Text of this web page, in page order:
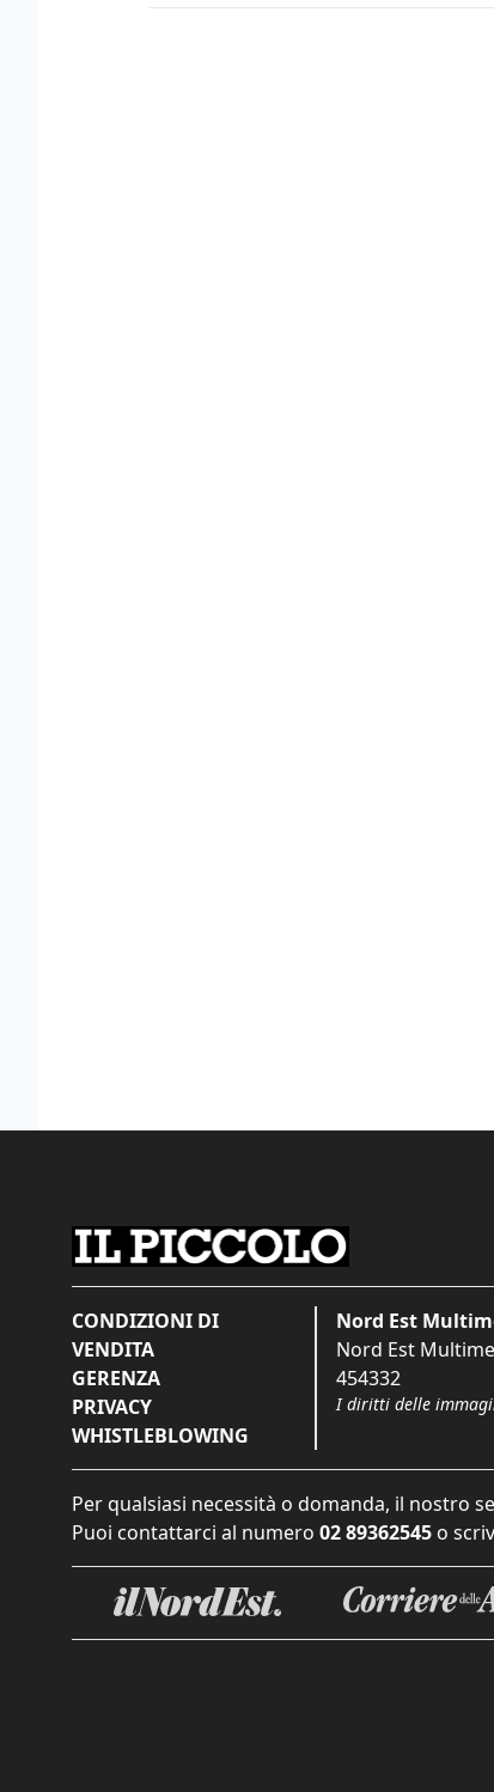
CONDIZIONI DI
VENDITA
GERENZA
PRIVACY
WHISTLEBLOWING
Nord Est
Nord Est
454332
I diritti delle
Per qualsiasi necessità o domanda, il nostro
Puoi contattarci al numero 02 89362545 o